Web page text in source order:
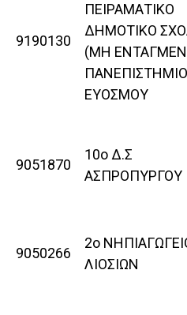
9190130
ΠΕΙΡΑΜΑΤΙΚΟ
ΔΗΜΟΤΙΚΟ
(ΜΗ
ΕΥΟΣΜΟΥ
9051870
10ο Δ.Σ
ΑΣΠΡΟΠΥΡΓΟΥ
9050266
2ο
ΛΙΟΣΙΩΝ